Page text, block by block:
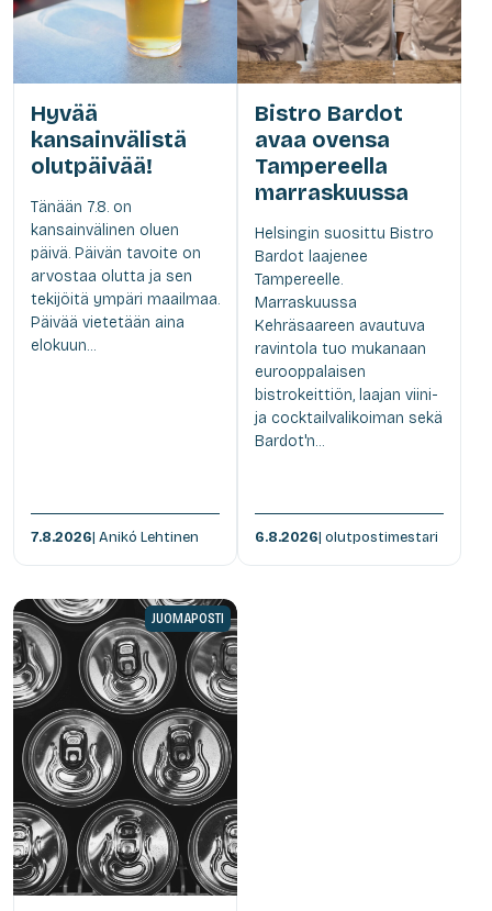
Hyvää
kansainvälistä
olutpäivää!
Tänään 7.8. on
kansainvälinen oluen
päivä. Päivän tavoite on
arvostaa olutta ja sen
tekijöitä ympäri maailmaa.
Päivää vietetään aina
elokuun...
7.8.2026| Anikó Lehtinen
Bistro Bardot
avaa ovensa
Tampereella
marraskuussa
Helsingin suosittu Bistro
Bardot laajenee
Tampereelle.
Marraskuussa
Kehräsaareen avautuva
ravintola tuo mukanaan
eurooppalaisen
bistrokeittiön, laajan viini-
ja cocktailvalikoiman sekä
Bardot'n...
6.8.2026| olutpostimestari
JUOMAPOSTI